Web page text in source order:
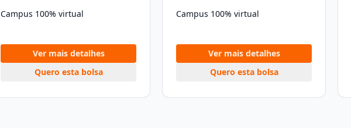
Campus 100% virtual
Ver mais detalhes
Quero esta bolsa
Campus 100% virtual
Ver mais detalhes
Quero esta bolsa